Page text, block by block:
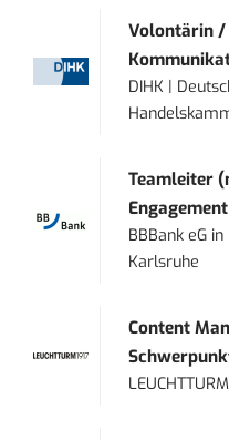
Volontärin
DIHK |
Teamleiter
BBBank eG in
Karlsruhe
Content